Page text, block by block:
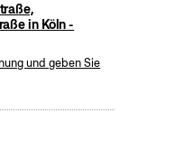
in Köln -
und geben Sie